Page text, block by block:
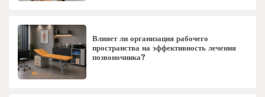
Влияет ли организация рабочего
пространства на эффективность лечения
позвоночника?